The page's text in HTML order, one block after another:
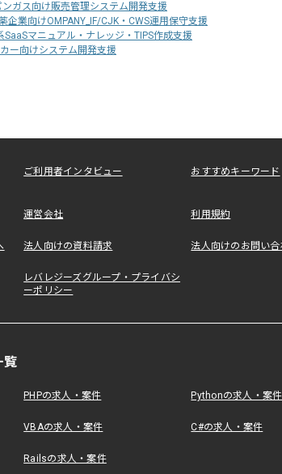
ンガス向け販売管理システム開発支援
企業向けOMPANY_IF/CJK・CWS運用保守支援
SaaSマニュアル・ナレッジ・TIPS作成支援
カー向けシステム開発支援
ご利用者インタビュー おすすめキーワード
運営会社 利用規約
法人向けの資料請求 法人向けのお問い合
レバレジーズグループ・プライバシ
ーポリシー
覧
PHPの求人・案件 Pythonの求人・案件
VBAの求人・案件 C#の求人・案件
Railsの求人・案件